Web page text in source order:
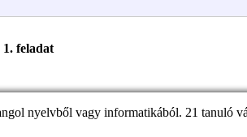
feladat
nyelvből vagy informatikából. 21 tanuló